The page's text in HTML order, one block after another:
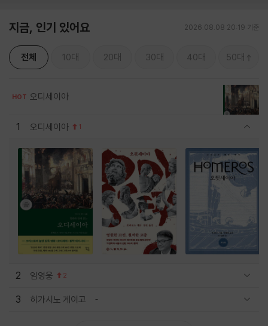
지금, 인기 있어요 2026.08.08 20:19 기준
전체 10대 20대 30대 40대 50대
HOT 오디세이아
1 오디세이아 1
2 임영웅 2
3 히가시노 게이고